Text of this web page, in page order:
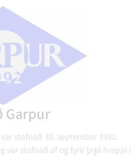
Garpur
var stofnað 30. september 1992.
var stofnað af og fyrir þrjá hreppi í